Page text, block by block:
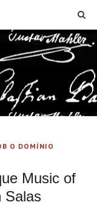
O DOMÍNIO
Music of
Salas